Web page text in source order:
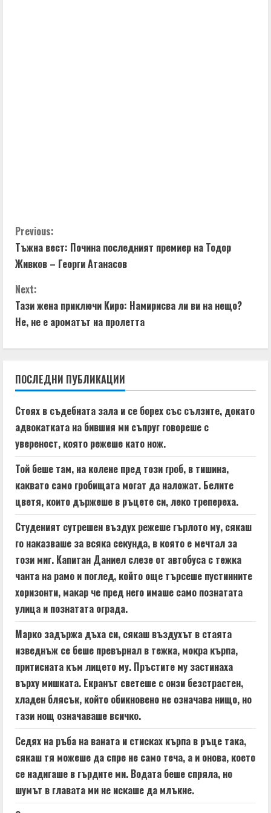
C
o
n
t
u
e
R
e
a
d
i
n
g
Previous:
Тъжна вест: Почина последният премиер на Тодор
Живков – Георги Атанасов
Next:
Тази жена приключи Киро: Намирисва ли ви на нещо?
Не, не е ароматът на пролетта
ПОСЛЕДНИ ПУБЛИКАЦИИ
Стоях в съдебната зала и се борех със сълзите, докато
адвокатката на бившия ми съпруг говореше с
увереност, която режеше като нож.
Той беше там, на колене пред този гроб, в тишина,
каквато само гробищата могат да наложат. Белите
цветя, които държеше в ръцете си, леко трепереха.
Студеният сутрешен въздух режеше гърлото му, сякаш
го наказваше за всяка секунда, в която е мечтал за
този миг. Капитан Даниел слезе от автобуса с тежка
чанта на рамо и поглед, който още търсеше пустинните
хоризонти, макар че пред него имаше само познатата
улица и познатата ограда.
Марко задържа дъха си, сякаш въздухът в стаята
изведнъж се беше превърнал в тежка, мокра кърпа,
притисната към лицето му. Пръстите му застинаха
върху мишката. Екранът светеше с онзи безстрастен,
хладен блясък, който обикновено не означава нищо, но
тази нощ означаваше всичко.
Седях на ръба на ваната и стисках кърпа в ръце така,
сякаш тя можеше да спре не само теча, а и онова, което
се надигаше в гърдите ми. Водата беше спряла, но
шумът в главата ми не искаше да млъкне.